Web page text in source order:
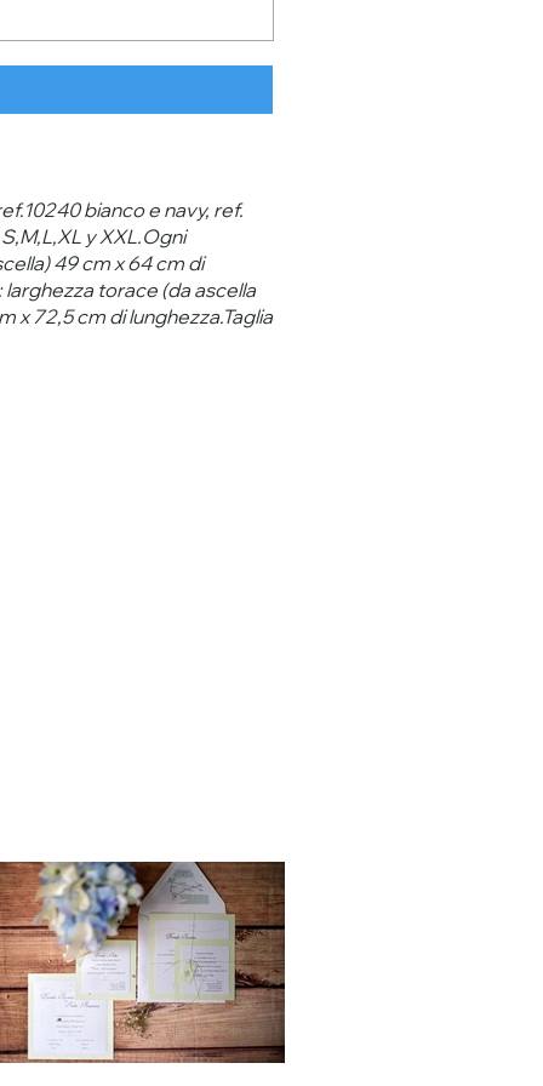
bianco e navy, ref.
y XXL.Ogni
49 cm x 64 cm di
larghezza torace (da ascella
x 72,5 cm di lunghezza.Taglia